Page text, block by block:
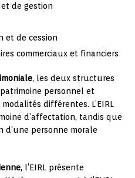
de gestion
et de cession
commerciaux et financiers
, les deux structures
personnel et
différentes. L’EIRL
d’affectation, tandis que
d’une personne morale
, l’EIRL présente